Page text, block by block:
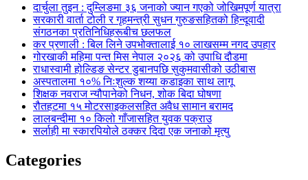
दार्चुला तुइन : दुम्लिङमा ३६ जनाको ज्यान गएको जोखिमपूर्ण यात्रा
सरकारी वार्ता टोली र गृहमन्त्री सुधन गुरुङसहितको हिन्दूवादी
संगठनका प्रतिनिधिहरूबीच छलफल
कर प्रणाली : बिल लिने उपभोक्तालाई १० लाखसम्म नगद उपहार
गोरखाकी महिमा पन्त मिस नेपाल २०२६ को उपाधि दौडमा
राधास्वामी होल्डिङ सेन्टर डुबानपछि सुकुमवासीको उठीबास
अस्पतालमा १०% निःशुल्क शय्या कडाइका साथ लागू
शिक्षक नवराज न्यौपानेको निधन, शोक बिदा घोषणा
रौतहटमा १५ मोटरसाइकलसहित अवैध सामान बरामद
लालबन्दीमा १० किलो गाँजासहित युवक पक्राउ
सर्लाही मा स्कारपियोले ठक्कर दिदा एक जनाको मृत्यु
Categories